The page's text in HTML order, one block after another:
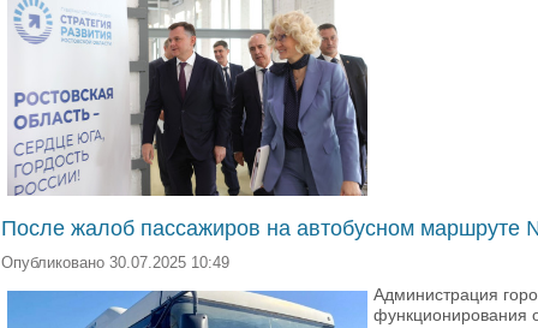
После жалоб пассажиров на автобусном маршруте
Опубликовано 30.07.2025 10:49
Администрация
функционирования